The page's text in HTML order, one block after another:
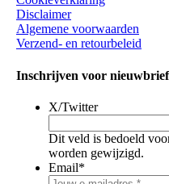
Disclaimer
Algemene voorwaarden
Verzend- en retourbeleid
Inschrijven voor nieuwbrief
X/Twitter
Dit veld is bedoeld
worden gewijzigd.
Email*